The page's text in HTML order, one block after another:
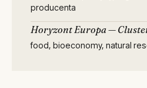
producenta
Horyzont Europa —
food, bioeconomy, natural